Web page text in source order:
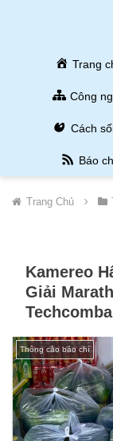
Trang
Công
Cách
Báo
Trang Chủ
Kamereo
Giải
Thông cáo báo chí